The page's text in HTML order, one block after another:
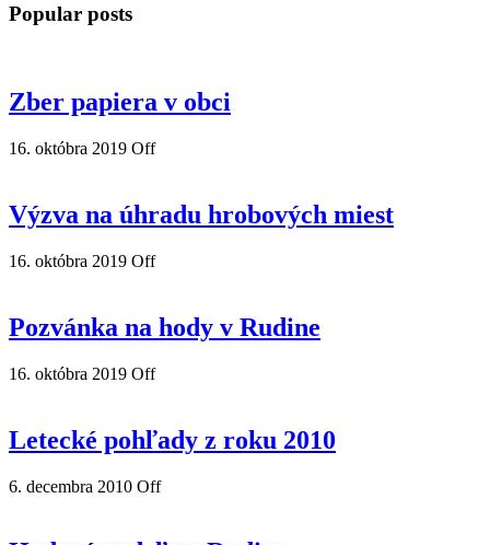
Popular posts
Zber papiera v obci
16. októbra 2019 Off
Výzva na úhradu hrobových miest
16. októbra 2019 Off
Pozvánka na hody v Rudine
16. októbra 2019 Off
Letecké pohľady z roku 2010
6. decembra 2010 Off